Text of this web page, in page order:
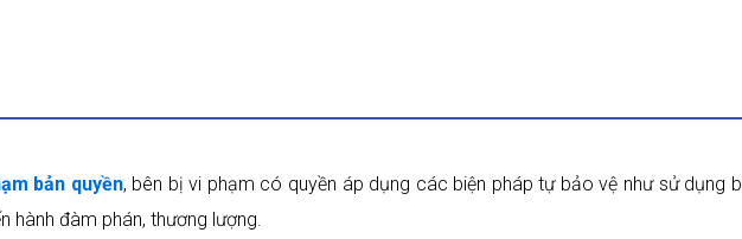
bản quyền, bên bị vi phạm có quyền áp dụng các biện pháp tự bảo vệ như sử dụng
hành đàm phán, thương lượng.